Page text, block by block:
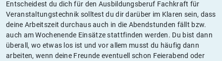
Entscheidest du dich für den Ausbildungsberuf Fachkraft für
Veranstaltungstechnik solltest du dir darüber im Klaren sein, dass
deine Arbeitszeit durchaus auch in die Abendstunden fällt bzw.
auch am Wochenende Einsätze stattfinden werden. Du bist dann
überall, wo etwas los ist und vor allem musst du häufig dann
arbeiten, wenn deine Freunde eventuell schon Feierabend oder